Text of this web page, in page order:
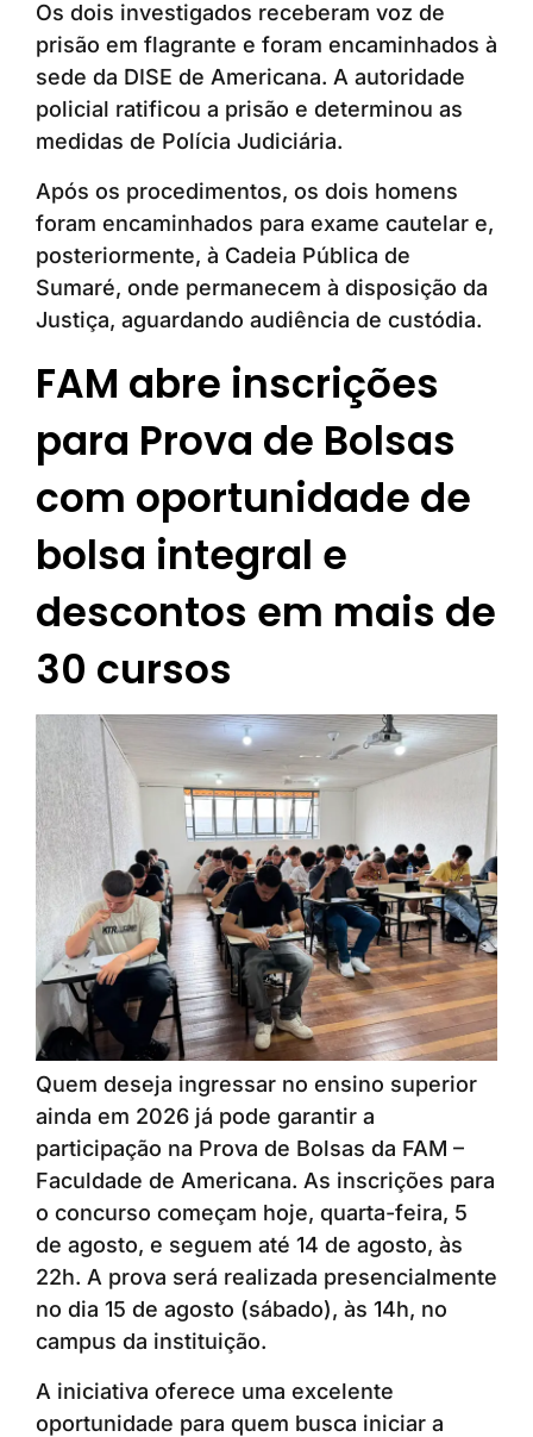
Os dois investigados receberam voz de
prisão em flagrante e foram encaminhados à
sede da DISE de Americana. A autoridade
policial ratificou a prisão e determinou as
medidas de Polícia Judiciária.
Após os procedimentos, os dois homens
foram encaminhados para exame cautelar e,
posteriormente, à Cadeia Pública de
Sumaré, onde permanecem à disposição da
Justiça, aguardando audiência de custódia.
FAM abre inscrições
para Prova de Bolsas
com oportunidade de
bolsa integral e
descontos em mais de
30 cursos
Quem deseja ingressar no ensino superior
ainda em 2026 já pode garantir a
participação na Prova de Bolsas da FAM –
Faculdade de Americana. As inscrições para
o concurso começam hoje, quarta-feira, 5
de agosto, e seguem até 14 de agosto, às
22h. A prova será realizada presencialmente
no dia 15 de agosto (sábado), às 14h, no
campus da instituição.
A iniciativa oferece uma excelente
oportunidade para quem busca iniciar a